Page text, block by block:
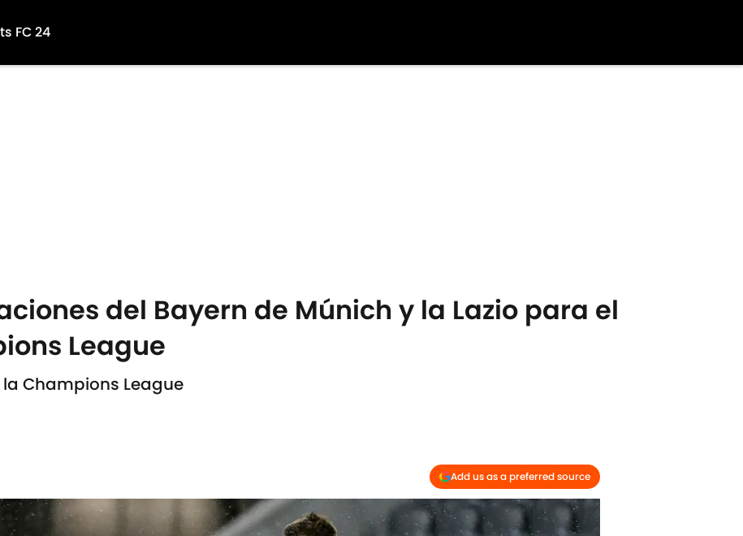
FC 24
del Bayern de Múnich y la Lazio para el
League
Champions League
Add us as a preferred source